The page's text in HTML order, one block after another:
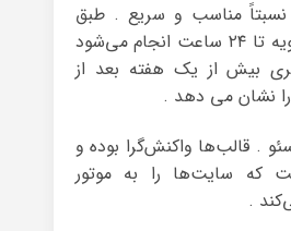
مناسب و سریع . طبق
اعلام سایت ، تسویه تا ۲۴ ساعت انجام می‌شود
بیش از یک هفته بعد از
نشان می دهد .
. قالب‌ها واکنش‌گرا بوده و
که سایت‌ها را به موتور
.